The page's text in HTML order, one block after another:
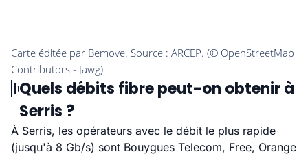
Quels débits fibre peut-on obtenir à
Serris ?
À Serris, les opérateurs avec le débit le plus rapide
(jusqu'à 8 Gb/s) sont Bouygues Telecom, Free, Orange